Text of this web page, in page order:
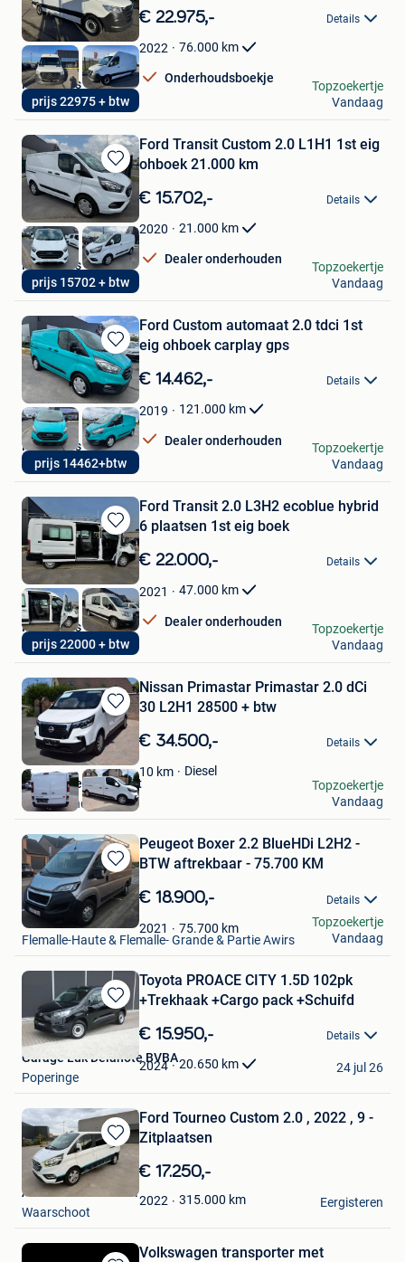
in
Mijn
Favorieten
prijs 22975 + btw
€ 22.975,- Details
2022 76.000 km
Onderhoudsboekje
PR Motors
Wervik
Topzoekertje
Vandaag
Bewaren
in
Mijn
Favorieten
prijs 15702 + btw
Ford Transit Custom 2.0 L1H1 1st eig
ohboek 21.000 km
€ 15.702,- Details
2020 21.000 km
Dealer onderhouden
PR Motors
Wervik
Topzoekertje
Vandaag
Bewaren
in
Mijn
Favorieten
prijs 14462+btw
Ford Custom automaat 2.0 tdci 1st
eig ohboek carplay gps
€ 14.462,- Details
2019 121.000 km
Dealer onderhouden
PR Motors
Wervik
Topzoekertje
Vandaag
Bewaren
in
Mijn
Favorieten
prijs 22000 + btw
Ford Transit 2.0 L3H2 ecoblue hybrid
6 plaatsen 1st eig boek
€ 22.000,- Details
2021 47.000 km
Dealer onderhouden
PR Motors
Wervik
Topzoekertje
Vandaag
Bewaren
in
Mijn
Favorieten
Nissan Primastar Primastar 2.0 dCi
30 L2H1 28500 + btw
€ 34.500,- Details
10 km
Diesel
Garage Ceurstemont
Sint-Amands
Topzoekertje
Vandaag
Bewaren
in
Mijn
Favorieten
Peugeot Boxer 2.2 BlueHDi L2H2 -
BTW aftrekbaar - 75.700 KM
€ 18.900,- Details
2021 75.700 km
Sam
Flemalle-Haute & Flemalle- Grande & Partie Awirs
Topzoekertje
Vandaag
Bewaren
in
Favorieten
Toyota PROACE CITY 1.5D 102pk
+Trekhaak +Cargo pack +Schuifd
€ 15.950,- Details
2024 20.650 km
Garage Luk Delanote BVBA
Poperinge
24 jul 26
Bewaren
in
Mijn
Favorieten
Ford Tourneo Custom 2.0 , 2022 , 9 -
Zitplaatsen
€ 17.250,-
2022 315.000 km
Autohandel De Moor
Waarschoot
Eergisteren
Volkswagen transporter met